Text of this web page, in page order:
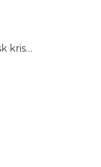
Fatta spaden! Historisk kristidsodling för framtida skördar